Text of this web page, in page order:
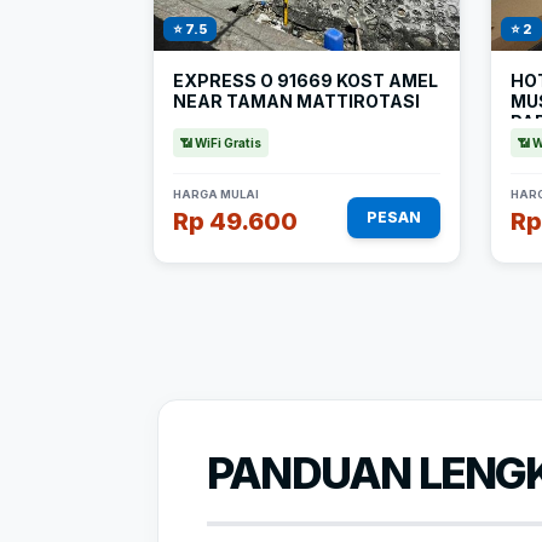
⭐ 7.5
EXPRESS O 91669 KOST AMEL
NEAR TAMAN MATTIROTASI
📶 WiFi Gratis
HARGA MULAI
Rp 49.600 PESAN
⭐ 2
📶
PANDUAN